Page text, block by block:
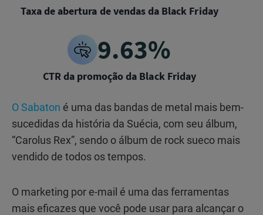
Taxa de abertura de vendas da Black Friday
9.63%
CTR da promoção da Black Friday
O Sabaton é uma das bandas de metal mais bem-
sucedidas da história da Suécia, com seu álbum,
“Carolus Rex”, sendo o álbum de rock sueco mais
vendido de todos os tempos.
O marketing por e-mail é uma das ferramentas
mais eficazes que você pode usar para alcançar o